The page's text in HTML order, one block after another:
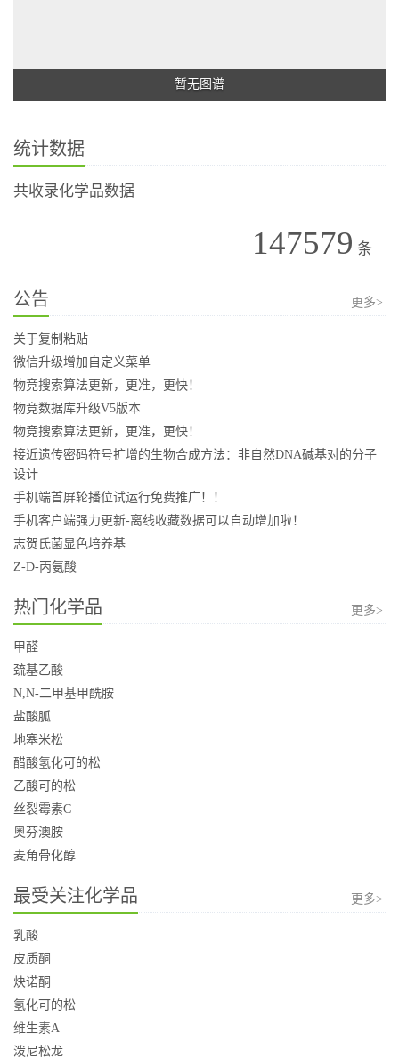
暂无图谱
统计数据
共收录化学品数据
147579 条
公告 更多>
关于复制粘贴
微信升级增加自定义菜单
物竞搜索算法更新，更准，更快！
物竞数据库升级V5版本
物竞搜索算法更新，更准，更快！
接近遗传密码符号扩增的生物合成方法：非自然DNA碱基对的分子
设计
手机端首屏轮播位试运行免费推广！！
手机客户端强力更新-离线收藏数据可以自动增加啦！
志贺氏菌显色培养基
Z-D-丙氨酸
热门化学品 更多>
甲醛
巯基乙酸
N,N-二甲基甲酰胺
盐酸胍
地塞米松
醋酸氢化可的松
乙酸可的松
丝裂霉素C
奥芬澳胺
麦角骨化醇
最受关注化学品 更多>
乳酸
皮质酮
炔诺酮
氢化可的松
维生素A
泼尼松龙